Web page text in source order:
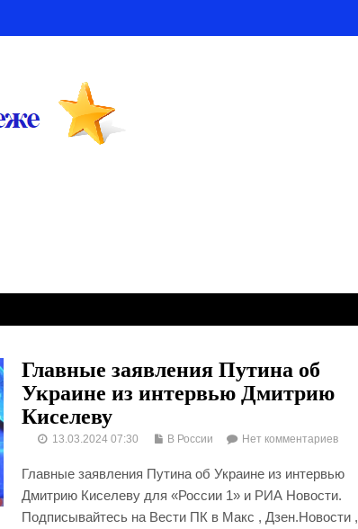
Главные заявления Путина об
Украине из интервью Дмитрию
Киселеву
13.03.2024 07:30 В России Нет комментариев
Главные заявления Путина об Украине из интервью
Дмитрию Киселеву для «России 1» и РИА Новости.
Подписывайтесь на Вести ПК в Макс , Дзен.Новости ,